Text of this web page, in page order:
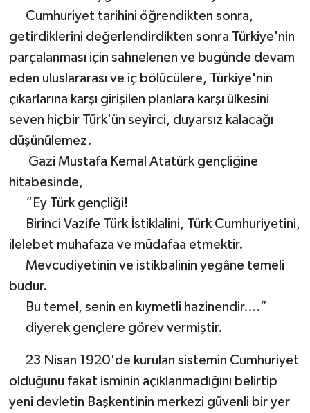
Cumhuriyet tarihini öğrendikten sonra,
getirdiklerini değerlendirdikten sonra Türkiye'nin
parçalanması için sahnelenen ve bugünde devam
eden uluslararası ve iç bölücülere, Türkiye'nin
çıkarlarına karşı girişilen planlara karşı ülkesini
seven hiçbir Türk'ün seyirci, duyarsız kalacağı
düşünülemez.
Gazi Mustafa Kemal Atatürk gençliğine
hitabesinde,
“Ey Türk gençliği!
Birinci Vazife Türk İstiklalini, Türk Cumhuriyetini,
ilelebet muhafaza ve müdafaa etmektir.
Mevcudiyetinin ve istikbalinin yegâne temeli
budur.
Bu temel, senin en kıymetli hazinendir….”
diyerek gençlere görev vermiştir.
23 Nisan 1920'de kurulan sistemin Cumhuriyet
olduğunu fakat isminin açıklanmadığını belirtip
yeni devletin Başkentinin merkezi güvenli bir yer